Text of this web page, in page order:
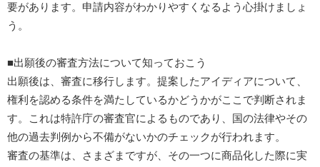
要があります。申請内容がわかりやすくなるよう心掛けましょ
う。
■出願後の審査方法について知っておこう
出願後は、審査に移行します。提案したアイディアについて、
権利を認める条件を満たしているかどうかがここで判断されま
す。これは特許庁の審査官によるものであり、国の法律やその
他の過去判例から不備がないかのチェックが行われます。
審査の基準は、さまざまですが、その一つに商品化した際に実